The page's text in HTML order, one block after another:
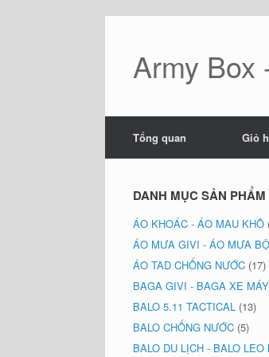
Army
Tổng quan Giỏ
DANH MỤC SẢN PHẨM
ÁO KHOÁC - ÁO MAU KHÔ
ÁO MƯA GIVI - ÁO MƯA BỘ
ÁO TAD CHỐNG NƯỚC (17)
BAGA GIVI - BAGA XE MÁY
BALO 5.11 TACTICAL (13)
BALO CHỐNG NƯỚC (5)
BALO DU LỊCH - BALO LEO